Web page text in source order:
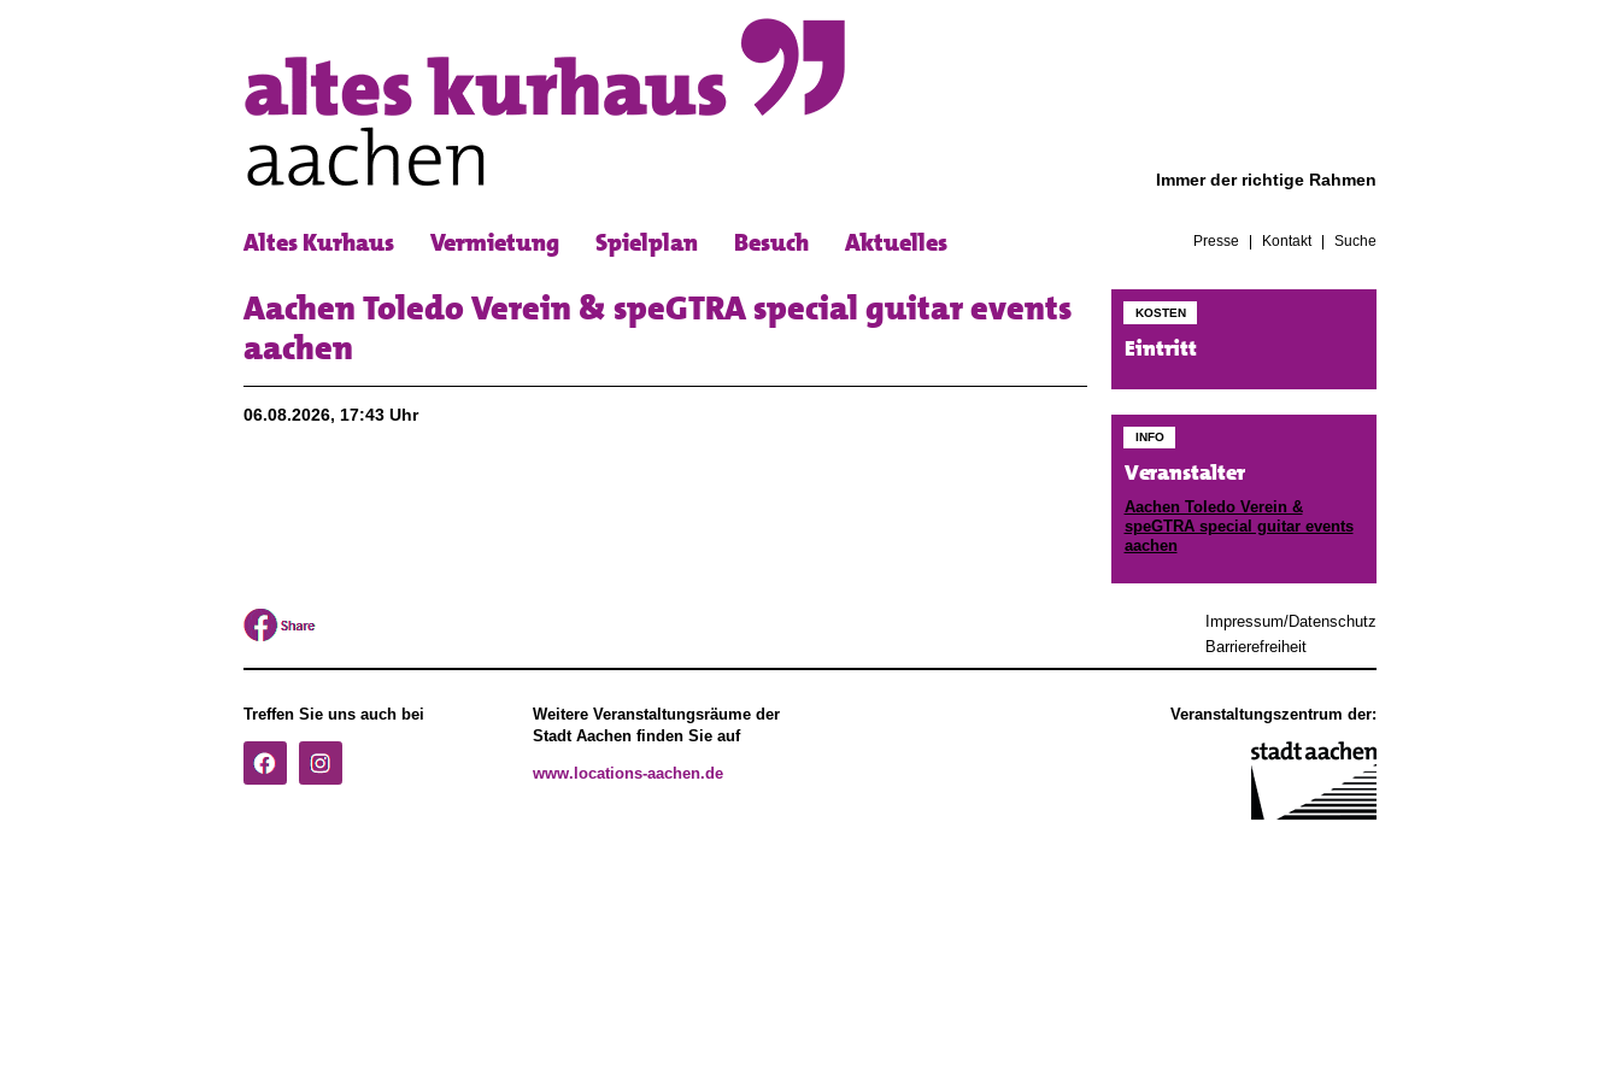
Immer der richtige Rahmen
Altes Kurhaus Vermietung Spielplan Besuch Aktuelles Presse Kontakt Suche
Aachen Toledo Verein & speGTRA special guitar events
aachen
06.08.2026, 17:43 Uhr
KOSTEN
Eintritt
INFO
Veranstalter
Aachen Toledo Verein &
speGTRA special guitar events
aachen
Impressum/Datenschutz
Barrierefreiheit
Treffen Sie uns auch bei
Weitere Veranstaltungsräume der
Stadt Aachen finden Sie auf
www.locations-aachen.de
Veranstaltungszentrum der: